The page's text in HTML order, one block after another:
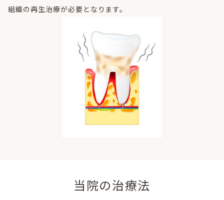
組織の再生治療が必要となります。
当院の治療法